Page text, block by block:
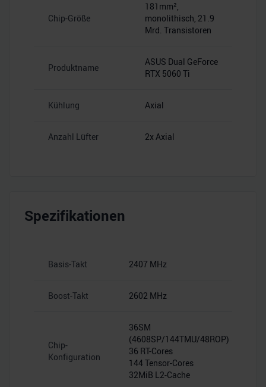
Chip-Größe
181mm²,
monolithisch, 21.9
Mrd. Transistoren
Produktname
ASUS Dual GeForce
RTX 5060 Ti
Kühlung Axial
Anzahl Lüfter 2x Axial
Spezifikationen
Basis-Takt 2407 MHz
Boost-Takt 2602 MHz
Chip-
Konfiguration
36SM
(4608SP/144TMU/48ROP)
36 RT-Cores
144 Tensor-Cores
32MiB L2-Cache